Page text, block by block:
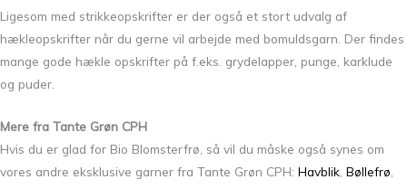
Ligesom med strikkeopskrifter er der også et stort udvalg af
hækleopskrifter når du gerne vil arbejde med bomuldsgarn. Der findes
mange gode hækle opskrifter på f.eks. grydelapper, punge, karklude
og puder.
Mere fra Tante Grøn CPH
Hvis du er glad for Bio Blomsterfrø, så vil du måske også synes om
vores andre eksklusive garner fra Tante Grøn CPH: Havblik Bøllefrø